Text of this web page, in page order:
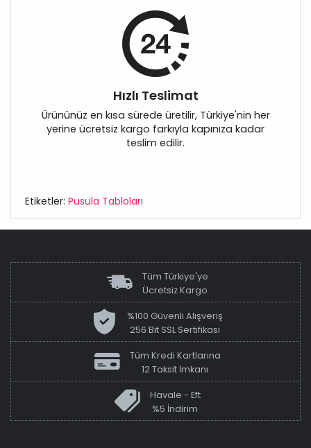
Hızlı Teslimat
Ürününüz en kısa sürede üretilir, Türkiye'nin her
yerine ücretsiz kargo farkıyla kapınıza kadar
teslim edilir.
Etiketler: Pusula Tabloları
Tüm Türkiye'ye
Ücretsiz Kargo
%100 Güvenli Alışveriş
256 Bit SSL Sertifikası
Tüm Kredi Kartlarına
12 Taksit İmkanı
Havale - Eft
%5 İndirim